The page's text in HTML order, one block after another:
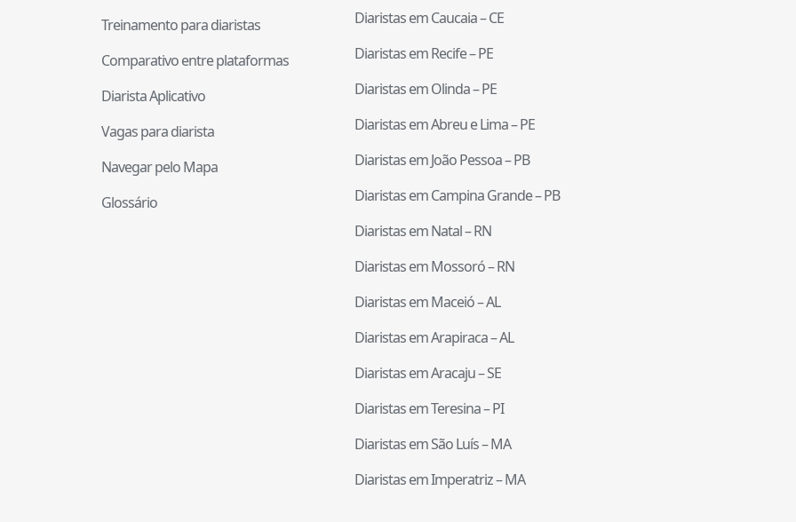
Treinamento para diaristas
Comparativo entre plataformas
Diarista Aplicativo
Vagas para diarista
Navegar pelo Mapa
Glossário
Diaristas emCaucaia–CE
Diaristas emRecife–PE
Diaristas emOlinda–PE
Diaristas emAbreu e Lima–PE
Diaristas emJoão Pessoa–PB
Diaristas emCampina Grande–PB
Diaristas emNatal–RN
Diaristas emMossoró–RN
Diaristas emMaceió–AL
Diaristas emArapiraca–AL
Diaristas emAracaju–SE
Diaristas emTeresina–PI
Diaristas emSão Luís–MA
Diaristas emImperatriz–MA